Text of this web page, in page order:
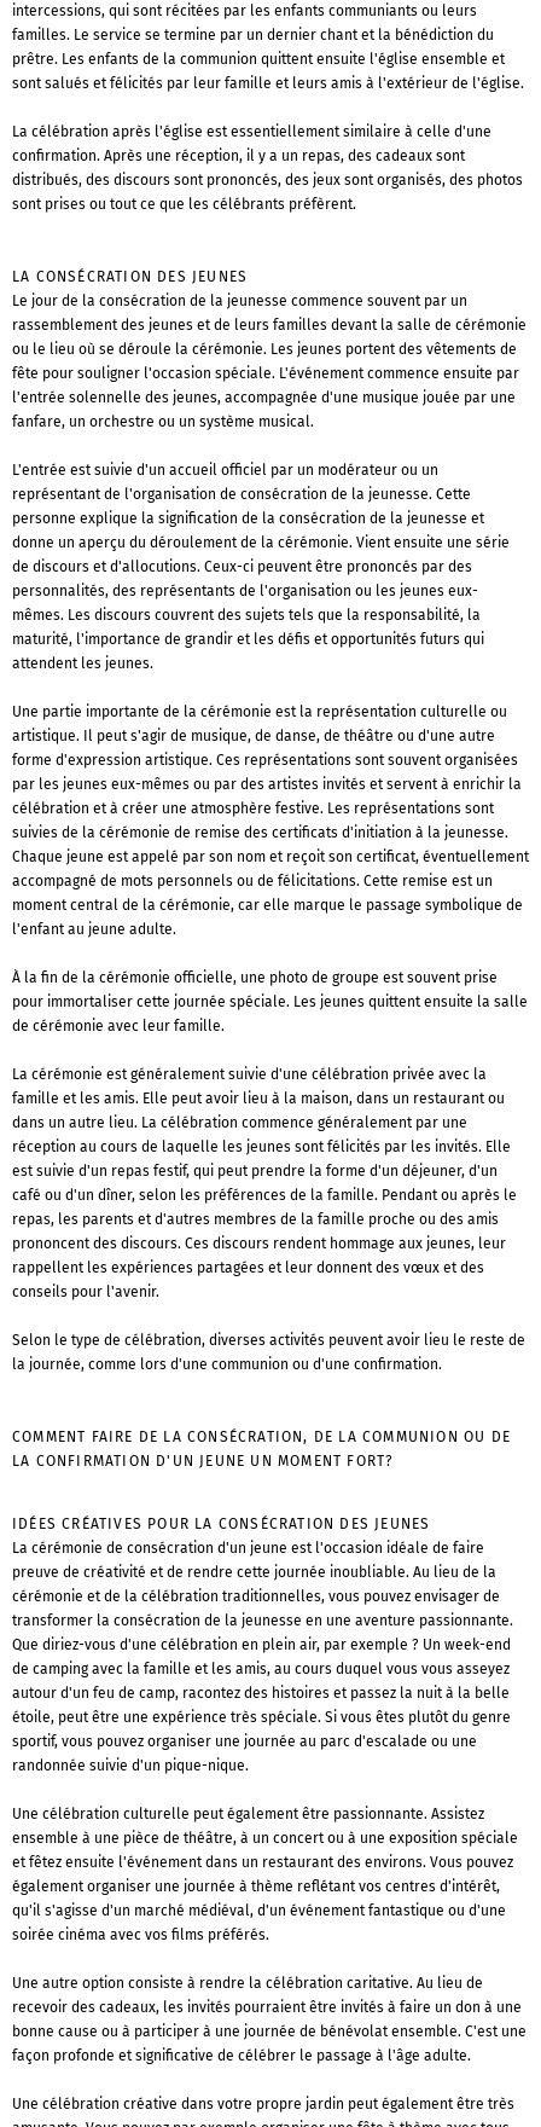
intercessions, qui sont récitées par les enfants communiants ou leurs
familles. Le service se termine par un dernier chant et la bénédiction du
prêtre. Les enfants de la communion quittent ensuite l'église ensemble et
sont salués et félicités par leur famille et leurs amis à l'extérieur de l'église.
La célébration après l'église est essentiellement similaire à celle d'une
confirmation. Après une réception, il y a un repas, des cadeaux sont
distribués, des discours sont prononcés, des jeux sont organisés, des photos
sont prises ou tout ce que les célébrants préfèrent.
LA CONSÉCRATION DES JEUNES
Le jour de la consécration de la jeunesse commence souvent par un
rassemblement des jeunes et de leurs familles devant la salle de cérémonie
ou le lieu où se déroule la cérémonie. Les jeunes portent des vêtements de
fête pour souligner l'occasion spéciale. L'événement commence ensuite par
l'entrée solennelle des jeunes, accompagnée d'une musique jouée par une
fanfare, un orchestre ou un système musical.
L'entrée est suivie d'un accueil officiel par un modérateur ou un
représentant de l'organisation de consécration de la jeunesse. Cette
personne explique la signification de la consécration de la jeunesse et
donne un aperçu du déroulement de la cérémonie. Vient ensuite une série
de discours et d'allocutions. Ceux-ci peuvent être prononcés par des
personnalités, des représentants de l'organisation ou les jeunes eux-
mêmes. Les discours couvrent des sujets tels que la responsabilité, la
maturité, l'importance de grandir et les défis et opportunités futurs qui
attendent les jeunes.
Une partie importante de la cérémonie est la représentation culturelle ou
artistique. Il peut s'agir de musique, de danse, de théâtre ou d'une autre
forme d'expression artistique. Ces représentations sont souvent organisées
par les jeunes eux-mêmes ou par des artistes invités et servent à enrichir la
célébration et à créer une atmosphère festive. Les représentations sont
suivies de la cérémonie de remise des certificats d'initiation à la jeunesse.
Chaque jeune est appelé par son nom et reçoit son certificat, éventuellement
accompagné de mots personnels ou de félicitations. Cette remise est un
moment central de la cérémonie, car elle marque le passage symbolique de
l'enfant au jeune adulte.
À la fin de la cérémonie officielle, une photo de groupe est souvent prise
pour immortaliser cette journée spéciale. Les jeunes quittent ensuite la salle
de cérémonie avec leur famille.
La cérémonie est généralement suivie d'une célébration privée avec la
famille et les amis. Elle peut avoir lieu à la maison, dans un restaurant ou
dans un autre lieu. La célébration commence généralement par une
réception au cours de laquelle les jeunes sont félicités par les invités. Elle
est suivie d'un repas festif, qui peut prendre la forme d'un déjeuner, d'un
café ou d'un dîner, selon les préférences de la famille. Pendant ou après le
repas, les parents et d'autres membres de la famille proche ou des amis
prononcent des discours. Ces discours rendent hommage aux jeunes, leur
rappellent les expériences partagées et leur donnent des vœux et des
conseils pour l'avenir.
Selon le type de célébration, diverses activités peuvent avoir lieu le reste de
la journée, comme lors d'une communion ou d'une confirmation.
COMMENT FAIRE DE LA CONSÉCRATION, DE LA COMMUNION OU DE
LA CONFIRMATION D'UN JEUNE UN MOMENT FORT?
IDÉES CRÉATIVES POUR LA CONSÉCRATION DES JEUNES
La cérémonie de consécration d'un jeune est l'occasion idéale de faire
preuve de créativité et de rendre cette journée inoubliable. Au lieu de la
cérémonie et de la célébration traditionnelles, vous pouvez envisager de
transformer la consécration de la jeunesse en une aventure passionnante.
Que diriez-vous d'une célébration en plein air, par exemple ? Un week-end
de camping avec la famille et les amis, au cours duquel vous vous asseyez
autour d'un feu de camp, racontez des histoires et passez la nuit à la belle
étoile, peut être une expérience très spéciale. Si vous êtes plutôt du genre
sportif, vous pouvez organiser une journée au parc d'escalade ou une
randonnée suivie d'un pique-nique.
Une célébration culturelle peut également être passionnante. Assistez
ensemble à une pièce de théâtre, à un concert ou à une exposition spéciale
et fêtez ensuite l'événement dans un restaurant des environs. Vous pouvez
également organiser une journée à thème reflétant vos centres d'intérêt,
qu'il s'agisse d'un marché médiéval, d'un événement fantastique ou d'une
soirée cinéma avec vos films préférés.
Une autre option consiste à rendre la célébration caritative. Au lieu de
recevoir des cadeaux, les invités pourraient être invités à faire un don à une
bonne cause ou à participer à une journée de bénévolat ensemble. C'est une
façon profonde et significative de célébrer le passage à l'âge adulte.
Une célébration créative dans votre propre jardin peut également être très